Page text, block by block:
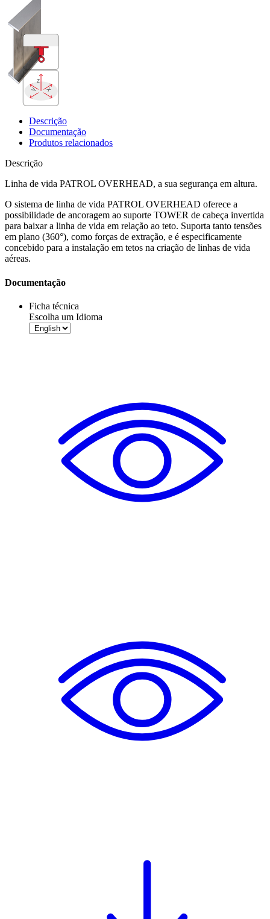
y x
z
Descrição
Documentação
Produtos relacionados
Descrição
Linha de vida PATROL OVERHEAD, a sua segurança em altura.
O sistema de linha de vida PATROL OVERHEAD oferece a
possibilidade de ancoragem ao suporte TOWER de cabeça invertida
para baixar a linha de vida em relação ao teto. Suporta tanto tensões
em plano (360°), como forças de extração, e é especificamente
concebido para a instalação em tetos na criação de linhas de vida
aéreas.
Documentação
Ficha técnica
Escolha um Idioma